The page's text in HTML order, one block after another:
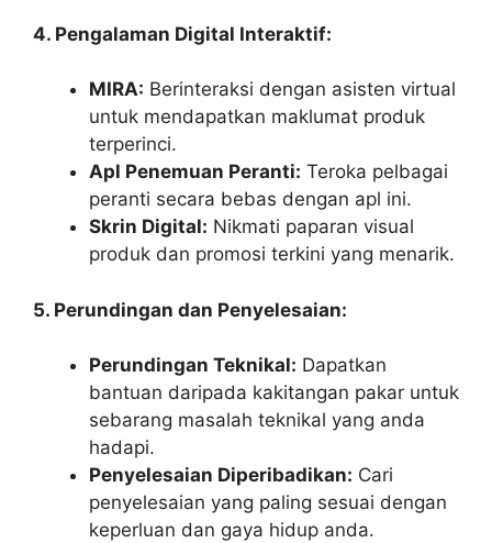
4. Pengalaman Digital Interaktif:
MIRA: Berinteraksi dengan asisten virtual
untuk mendapatkan maklumat produk
terperinci.
Apl Penemuan Peranti: Teroka pelbagai
peranti secara bebas dengan apl ini.
Skrin Digital: Nikmati paparan visual
produk dan promosi terkini yang menarik.
5. Perundingan dan Penyelesaian:
Perundingan Teknikal: Dapatkan
bantuan daripada kakitangan pakar untuk
sebarang masalah teknikal yang anda
hadapi.
Penyelesaian Diperibadikan: Cari
penyelesaian yang paling sesuai dengan
keperluan dan gaya hidup anda.